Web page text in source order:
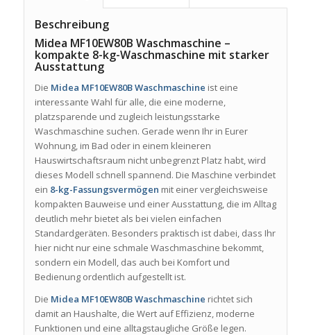
Beschreibung
Midea MF10EW80B Waschmaschine –
kompakte 8-kg-Waschmaschine mit starker
Ausstattung
Die Midea MF10EW80B Waschmaschine ist eine
interessante Wahl für alle, die eine moderne,
platzsparende und zugleich leistungsstarke
Waschmaschine suchen. Gerade wenn Ihr in Eurer
Wohnung, im Bad oder in einem kleineren
Hauswirtschaftsraum nicht unbegrenzt Platz habt, wird
dieses Modell schnell spannend. Die Maschine verbindet
ein 8-kg-Fassungsvermögen mit einer vergleichsweise
kompakten Bauweise und einer Ausstattung, die im Alltag
deutlich mehr bietet als bei vielen einfachen
Standardgeräten. Besonders praktisch ist dabei, dass Ihr
hier nicht nur eine schmale Waschmaschine bekommt,
sondern ein Modell, das auch bei Komfort und
Bedienung ordentlich aufgestellt ist.
Die Midea MF10EW80B Waschmaschine richtet sich
damit an Haushalte, die Wert auf Effizienz, moderne
Funktionen und eine alltagstaugliche Größe legen.